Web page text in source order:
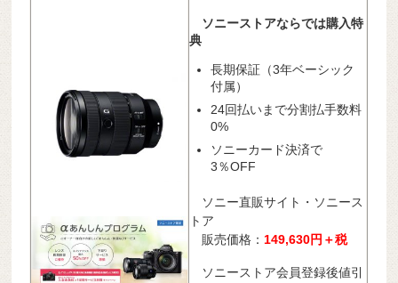
ソニーストアならでは購入特
典
長期保証（3年ベーシック
付属）
24回払いまで分割払手数料
0%
ソニーカード決済で
3％OFF
ソニー直販サイト・ソニース
トア
販売価格： 149,630円＋税
ソニーストア会員登録後値引